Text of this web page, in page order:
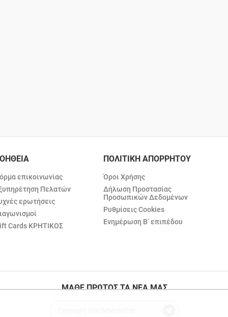
επικοινωνίας
Πελατών
ερωτήσεις
Cards ΚΡΗΤΙΚΟΣ
ΠΟΛΙΤΙΚΗ ΑΠΟΡΡΗΤΟΥ
Όροι Χρήσης
Δήλωση Προστασίας
Προσωπικών Δεδομένων
Ρυθμίσεις Cookies
Ενημέρωση Β’ επιπέδου
ΜΑΘΕ ΠΡΩΤΟΣ ΤΑ ΝΕΑ ΜΑΣ